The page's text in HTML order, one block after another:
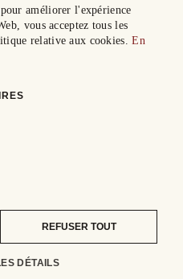
améliorer l'expérience
vous acceptez tous les
relative aux cookies.En
REFUSER TOUT
DÉTAILS